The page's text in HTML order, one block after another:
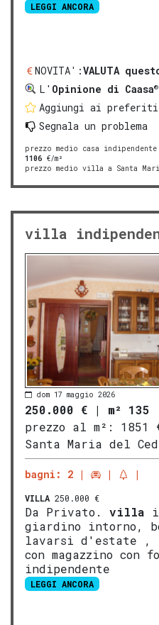
LEGGI ANCORA
NOVITA':VALUTA
L' Opinione di Caasa®
Aggiungi ai preferiti
Segnala un problema
prezzo medio casa
1106 €/m²
prezzo medio villa a Santa
villa
dom 17 maggio 2026
250.000 € | m² 135
prezzo al m²:
1851
Santa Maria del
bagni: 2
VILLA 250.000 €
Da Privato. villa
giardino intorno,
lavarsi d'estate ,
con magazzino con
indipendente
LEGGI ANCORA